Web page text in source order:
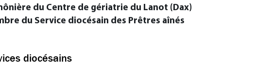
du Centre de gériatrie du Lanot (Dax)
du Service diocésain des Prêtres aînés
diocésains